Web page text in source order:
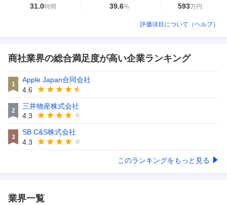
31.0時間 39.6% 593万円
評価項目について（ヘルプ）
商社業界の総合満足度が高い企業ランキング
1
Apple Japan合同会社
4.6
2
三井物産株式会社
4.3
3
SB C&S株式会社
4.3
このランキングをもっと見る
業界一覧